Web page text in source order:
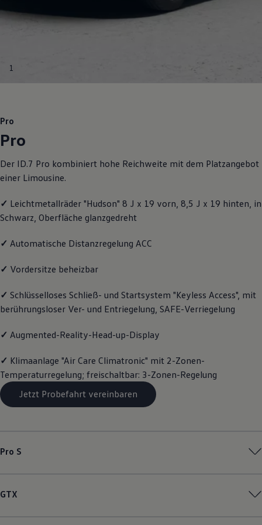
Motorenöl und Flüssigkeiten
Räder und Reifen
Schutz und Pflege
Handy und Fahrzeug verbinden
Vorgängermodelle
Kundeninformationen
Volkswagen Kundenbetreuung
Assistenzsysteme
Digitale Betriebsanleitung
Magazin
Transport
Familie
Elektromobilität
Pannen- und Unfallhilfe
1
Pro
Pro
Der ID.7 Pro kombiniert hohe Reichweite mit dem Platzangebot
einer Limousine.
✓ Leichtmetallräder "Hudson" 8 J x 19 vorn, 8,5 J x 19 hinten, in
Schwarz, Oberfläche glanzgedreht
✓ Automatische Distanzregelung ACC
✓ Vordersitze beheizbar
✓ Schlüsselloses Schließ- und Startsystem "Keyless Access", mit
berührungsloser Ver- und Entriegelung, SAFE-Verriegelung
✓ Augmented-Reality-Head-up-Display
✓ Klimaanlage "Air Care Climatronic" mit 2-Zonen-
Temperaturregelung; freischaltbar: 3-Zonen-Regelung
Jetzt Probefahrt vereinbaren
Pro S
GTX